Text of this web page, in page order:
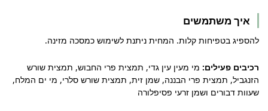
איך משתמשים
להספיג בטפיחות קלות. המחית ניתנת לשימוש כמסכה מזינה.
רכיבים פעילים: מי מעין עין גדי, תמצית פרי החבוש, תמצית שורש
הזנגביל, תמצית פרי הבננה, שמן זית, תמצית שורש סלרי, מי ים המלח,
שעוות דבורים ושמן זרעי פסיפלורה